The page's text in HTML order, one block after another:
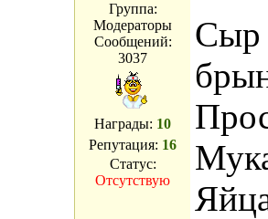
Группа:
Модераторы
Сообщений:
3037
Награды: 10
Репутация: 16
Статус:
Отсутствую
Сыр